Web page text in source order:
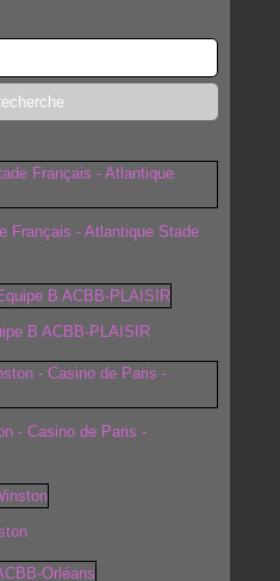
Français - Atlantique Stade
B ACBB-PLAISIR
- Casino de Paris -